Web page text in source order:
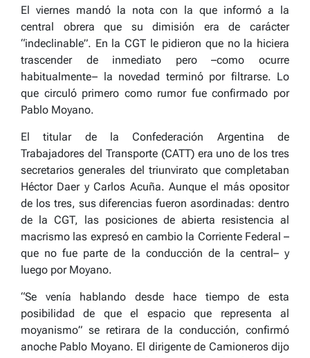
El viernes mandó la nota con la que informó a la
central obrera que su dimisión era de carácter
“indeclinable”. En la CGT le pidieron que no la hiciera
trascender de inmediato pero –como ocurre
habitualmente– la novedad terminó por filtrarse. Lo
que circuló primero como rumor fue confirmado por
Pablo Moyano.
El titular de la Confederación Argentina de
Trabajadores del Transporte (CATT) era uno de los tres
secretarios generales del triunvirato que completaban
Héctor Daer y Carlos Acuña. Aunque el más opositor
de los tres, sus diferencias fueron asordinadas: dentro
de la CGT, las posiciones de abierta resistencia al
macrismo las expresó en cambio la Corriente Federal –
que no fue parte de la conducción de la central– y
luego por Moyano.
“Se venía hablando desde hace tiempo de esta
posibilidad de que el espacio que representa al
moyanismo” se retirara de la conducción, confirmó
anoche Pablo Moyano. El dirigente de Camioneros dijo